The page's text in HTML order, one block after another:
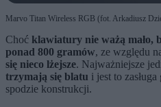
Marvo Titan Wireless RGB (fot. Arkadiusz
Choć klawiatury nie ważą mało,
ponad 800 gramów, ze względu
się nieco lżejsze. Najważniejsze
trzymają się blatu i jest to
spodzie konstrukcji.